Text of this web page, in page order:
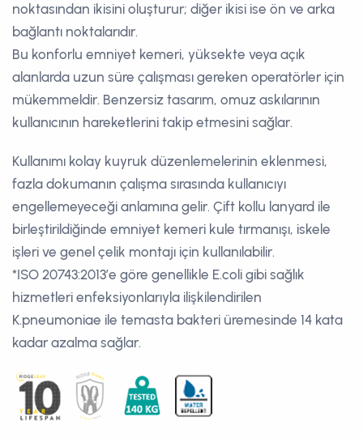
noktasından ikisini oluşturur; diğer ikisi ise ön ve arka
bağlantı noktalarıdır.
Bu konforlu emniyet kemeri, yüksekte veya açık
alanlarda uzun süre çalışması gereken operatörler için
mükemmeldir. Benzersiz tasarım, omuz askılarının
kullanıcının hareketlerini takip etmesini sağlar.
Kullanımı kolay kuyruk düzenlemelerinin eklenmesi,
fazla dokumanın çalışma sırasında kullanıcıyı
engellemeyeceği anlamına gelir. Çift kollu lanyard ile
birleştirildiğinde emniyet kemeri kule tırmanışı, iskele
işleri ve genel çelik montajı için kullanılabilir.
*ISO 20743:2013’e göre genellikle E.coli gibi sağlık
hizmetleri enfeksiyonlarıyla ilişkilendirilen
K.pneumoniae ile temasta bakteri üremesinde 14 kata
kadar azalma sağlar.